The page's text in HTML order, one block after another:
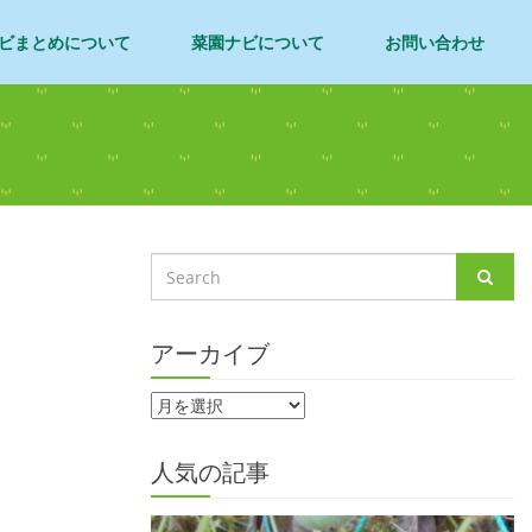
まとめについて 菜園ナビについて お問い合わせ
アーカイブ
人気の記事